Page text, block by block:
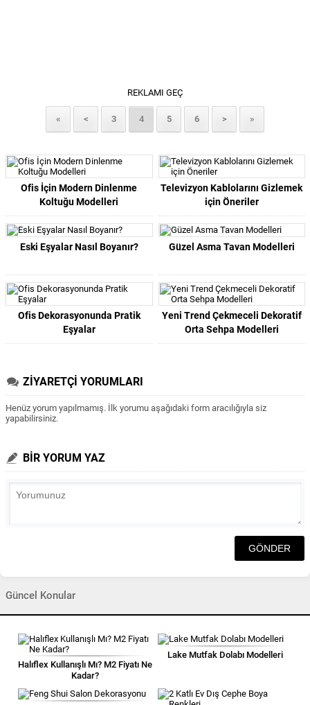
REKLAMI GEÇ
« < 3 4 5 6 > »
Ofis İçin Modern Dinlenme
Koltuğu Modelleri
Televizyon Kablolarını Gizlemek
için Öneriler
Eski Eşyalar Nasıl Boyanır? Güzel Asma Tavan Modelleri
Ofis Dekorasyonunda Pratik
Eşyalar
Yeni Trend Çekmeceli Dekoratif
Orta Sehpa Modelleri
ZİYARETÇİ YORUMLARI
Henüz yorum yapılmamış. İlk yorumu aşağıdaki form aracılığıyla siz
yapabilirsiniz.
BİR YORUM YAZ
Güncel Konular
Halıflex Kullanışlı Mı? M2 Fiyatı Ne
Kadar?
Lake Mutfak Dolabı Modelleri